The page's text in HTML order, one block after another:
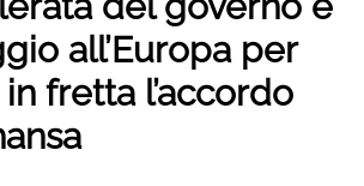
all’Europa per
fretta l’accordo